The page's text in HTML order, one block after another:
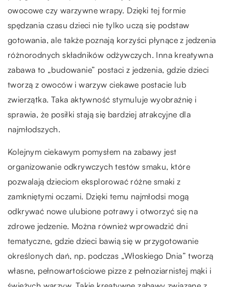
owocowe czy warzywne wrapy. Dzięki tej formie
spędzania czasu dzieci nie tylko uczą się podstaw
gotowania, ale także poznają korzyści płynące z jedzenia
różnorodnych składników odżywczych. Inna kreatywna
zabawa to „budowanie” postaci z jedzenia, gdzie dzieci
tworzą z owoców i warzyw ciekawe postacie lub
zwierzątka. Taka aktywność stymuluje wyobraźnię i
sprawia, że posiłki stają się bardziej atrakcyjne dla
najmłodszych.
Kolejnym ciekawym pomysłem na zabawy jest
organizowanie odkrywczych testów smaku, które
pozwalają dzieciom eksplorować różne smaki z
zamkniętymi oczami. Dzięki temu najmłodsi mogą
odkrywać nowe ulubione potrawy i otworzyć się na
zdrowe jedzenie. Można również wprowadzić dni
tematyczne, gdzie dzieci bawią się w przygotowanie
określonych dań, np. podczas „Włoskiego Dnia” tworzą
własne, pełnowartościowe pizze z pełnoziarnistej mąki i